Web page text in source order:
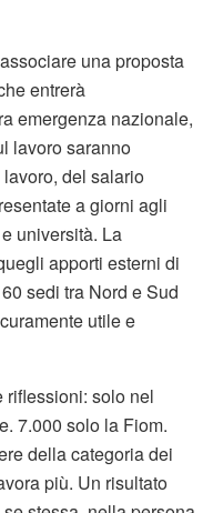
una proposta
entrerà
emergenza nazionale,
lavoro saranno
del salario
a giorni agli
università. La
apporti esterni di
sedi tra Nord e Sud
utile e
riflessioni: solo nel
7.000 solo la Fiom.
della categoria dei
più. Un risultato